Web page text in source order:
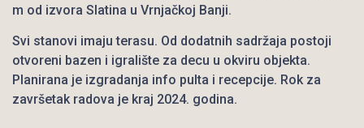
m od izvora Slatina u Vrnjačkoj Banji.
Svi stanovi imaju terasu. Od dodatnih sadržaja postoji
otvoreni bazen i igralište za decu u okviru objekta.
Planirana je izgradanja info pulta i recepcije. Rok za
završetak radova je kraj 2024. godina.